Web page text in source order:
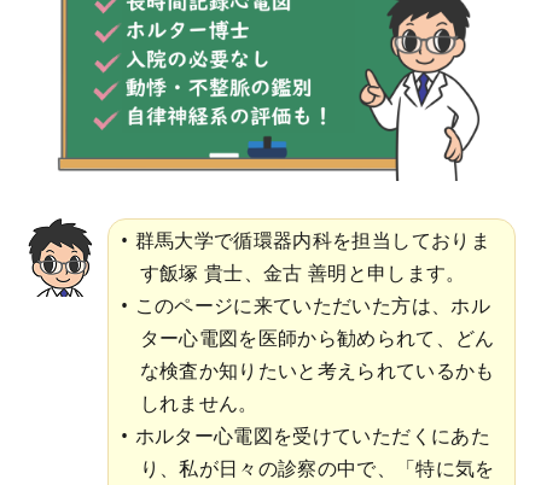
群馬大学で循環器内科を担当しておりま
す飯塚 貴士、金古 善明と申します。
このページに来ていただいた方は、ホル
ター心電図を医師から勧められて、どん
な検査か知りたいと考えられているかも
しれません。
ホルター心電図を受けていただくにあた
り、私が日々の診察の中で、「特に気を